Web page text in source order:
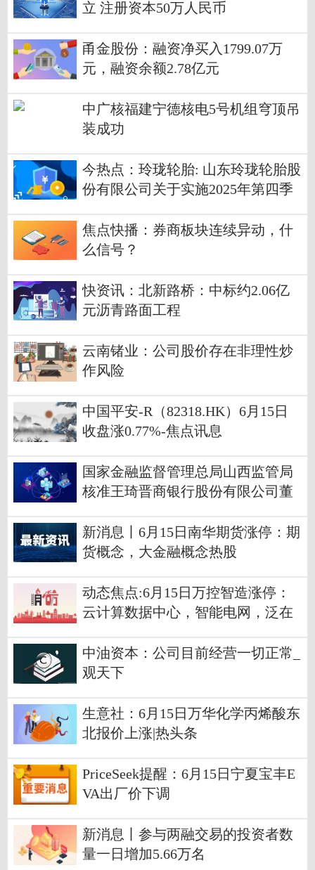
立 注册资本50万人民币
甬金股份：融资净买入1799.07万
元，融资余额2.78亿元
中广核福建宁德核电5号机组穹顶吊
装成功
今热点：玲珑轮胎: 山东玲珑轮胎股
份有限公司关于实施2025年第四季
限的公告
焦点快播：券商板块连续异动，什
么信号？
快资讯：北新路桥：中标约2.06亿
元沥青路面工程
云南锗业：公司股价存在非理性炒
作风险
中国平安-R（82318.HK）6月15日
收盘涨0.77%-焦点讯息
国家金融监督管理总局山西监管局
核准王琦晋商银行股份有限公司董
新消息丨6月15日南华期货涨停：期
货概念，大金融概念热股
动态焦点:6月15日万控智造涨停：
云计算数据中心，智能电网，泛在
中油资本：公司目前经营一切正常_
观天下
生意社：6月15日万华化学丙烯酸东
北报价上涨|热头条
PriceSeek提醒：6月15日宁夏宝丰E
VA出厂价下调
新消息丨参与两融交易的投资者数
量一日增加5.66万名